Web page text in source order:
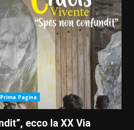
Prima Pagina
ecco la XX Via